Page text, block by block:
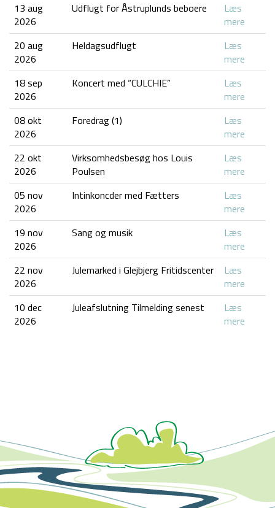
13 aug
2026
Udflugt for Åstruplunds beboere
Læs
mere
20 aug
2026
Heldagsudflugt
Læs
mere
18 sep
2026
Koncert med “CULCHIE”
Læs
mere
08 okt
2026
Foredrag (1)
Læs
mere
22 okt
2026
Virksomhedsbesøg hos Louis
Poulsen
Læs
mere
05 nov
2026
Intinkoncder med Fætters
Læs
mere
19 nov
2026
Sang og musik
Læs
mere
22 nov
2026
Julemarked i Glejbjerg Fritidscenter
Læs
mere
10 dec
2026
Juleafslutning Tilmelding senest
Læs
mere